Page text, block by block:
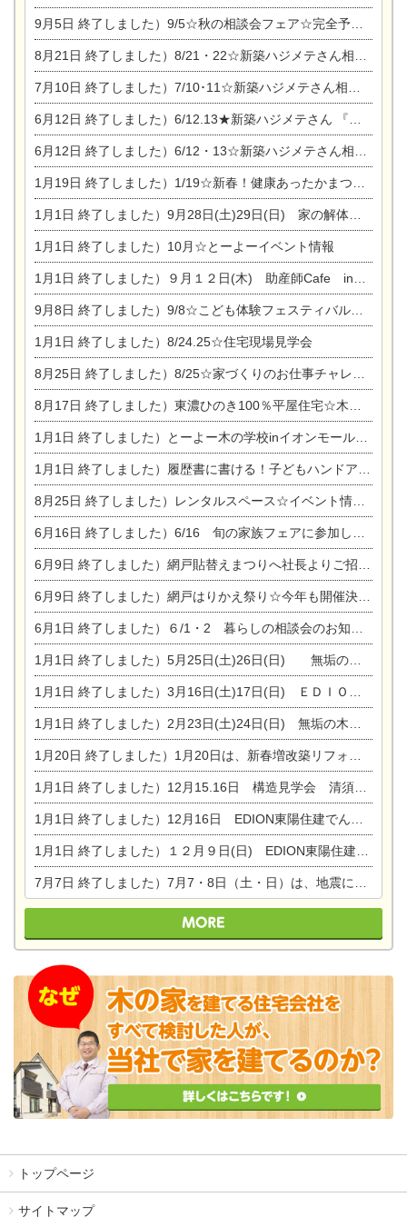
9月5日 終了しました）9/5☆秋の相談会フェア☆完全予約制
8月21日 終了しました）8/21・22☆新築ハジメテさん相談会 『集まれ！農地に家を建てたい人！』
7月10日 終了しました）7/10･11☆新築ハジメテさん相談会 『集まれ！農地に家を建てたい人！』完全予約制
6月12日 終了しました）6/12.13★新築ハジメテさん 『木の家 現場体感見学会』
6月12日 終了しました）6/12・13☆新築ハジメテさん相談会『今ある土地に家を建てる際の注意点』
1月19日 終了しました）1/19☆新春！健康あったかまつり＆増改築リフォームまつり
1月1日 終了しました）9月28日(土)29日(日) 家の解体なんでも相談会
1月1日 終了しました）10月☆とーよーイベント情報
1月1日 終了しました）９月１２日(木) 助産師Cafe in東陽住建
9月8日 終了しました）9/8☆こども体験フェスティバル☆一宮市民会館
1月1日 終了しました）8/24.25☆住宅現場見学会
8月25日 終了しました）8/25☆家づくりのお仕事チャレンジ
8月17日 終了しました）東濃ひのき100％平屋住宅☆木の家完成見学会
1月1日 終了しました）とーよー木の学校inイオンモール木曽川
1月1日 終了しました）履歴書に書ける！子どもハンドアロマ講座☆
8月25日 終了しました）レンタルスペース☆イベント情報☆チャイルドアロマセラピスト
6月16日 終了しました）6/16 旬の家族フェアに参加します☆
6月9日 終了しました）網戸貼替えまつりへ社長よりご招待です♪
6月9日 終了しました）網戸はりかえ祭り☆今年も開催決定！
6月1日 終了しました）６/1・2 暮らしの相談会のお知らせ
1月1日 終了しました）5月25日(土)26日(日) 無垢の木の家体感見学会開催☆
1月1日 終了しました）3月16日(土)17日(日) ＥＤＩＯＮ東陽住建でんき館 総決算まつり
1月1日 終了しました）2月23日(土)24日(日) 無垢の木の家 完成見学会
1月20日 終了しました）1月20日は、新春増改築リフォームまつり＆家の修理祭り＆家電まつりです。
1月1日 終了しました）12月15.16日 構造見学会 清須市西枇杷島町弁天
1月1日 終了しました）12月16日 EDION東陽住建でんき OPEN第二弾イベント！！
1月1日 終了しました）１２月９日(日) EDION東陽住建でんき館プレＯＰＥＮ！＆家の修理まつり
7月7日 終了しました）7月7・8日（土・日）は、地震に強くて安心！暮らしを楽しむ東濃ひのきの平屋の家体験見学会を開催します。ぜひお越しください。
トップページ
サイトマップ